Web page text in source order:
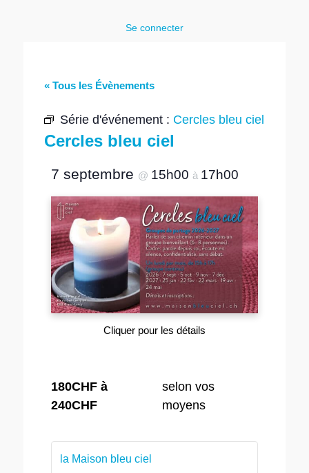
Se connecter
« Tous les Évènements
Série d'événement : Cercles bleu ciel
Cercles bleu ciel
7 septembre @ 15h00 à 17h00
Cliquer pour les détails
180CHF à
240CHF
selon vos
moyens
la Maison bleu ciel